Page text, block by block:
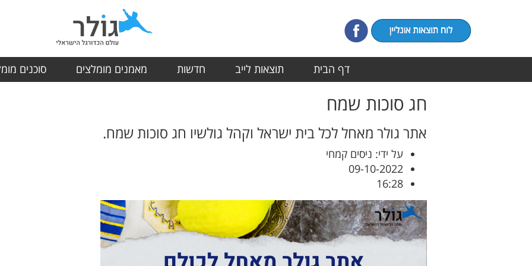
דף הבית תוצאות לייב חדשות מאמנים מומלצים סוכנים
חג סוכות שמח
אתר גולר מאחל לכל בית ישראל וקהל גולשיו חג סוכות שמח.
על ידי: ניסים קמחי
09-10-2022
16:28